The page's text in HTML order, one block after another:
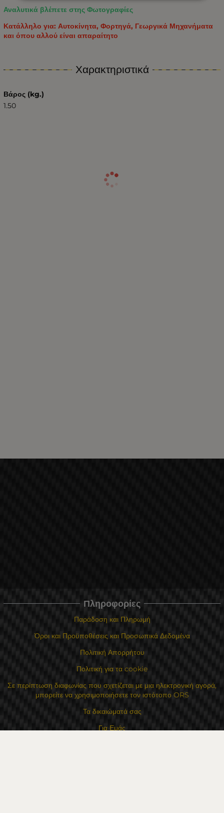
Αναλυτικά βλέπετε στης Φωτογραφίες
Κατάλληλο για: Αυτοκίνητα, Φορτηγά, Γεωργικά Μηχανήματα
και όπου αλλού είναι απαραίτητο
Χαρακτηριστικά
Βάρος (kg.)
1.50
Πληροφορίες
Παράδοση και Πληρωμή
Όροι και Προϋποθέσεις και Προσωπικά Δεδομένα
Πολιτική Απορρήτου
Πολιτική για τα cookie
Σε περίπτωση διαφωνίας που σχετίζεται με μια ηλεκτρονική αγορά,
μπορείτε να χρησιμοποιήσετε τον ιστότοπο ORS
Τα δικαιώματά σας
Για Εμάς